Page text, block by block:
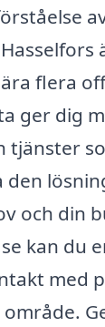
flera
ger dig
tjänster
och din
kan du
med